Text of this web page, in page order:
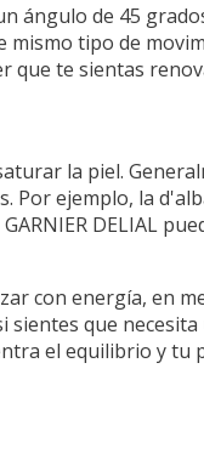
ángulo de 45
mismo tipo de
que te sientas
la piel.
Por ejemplo, la
DELIAL
con energía, en
sientes que necesita
el equilibrio y tu